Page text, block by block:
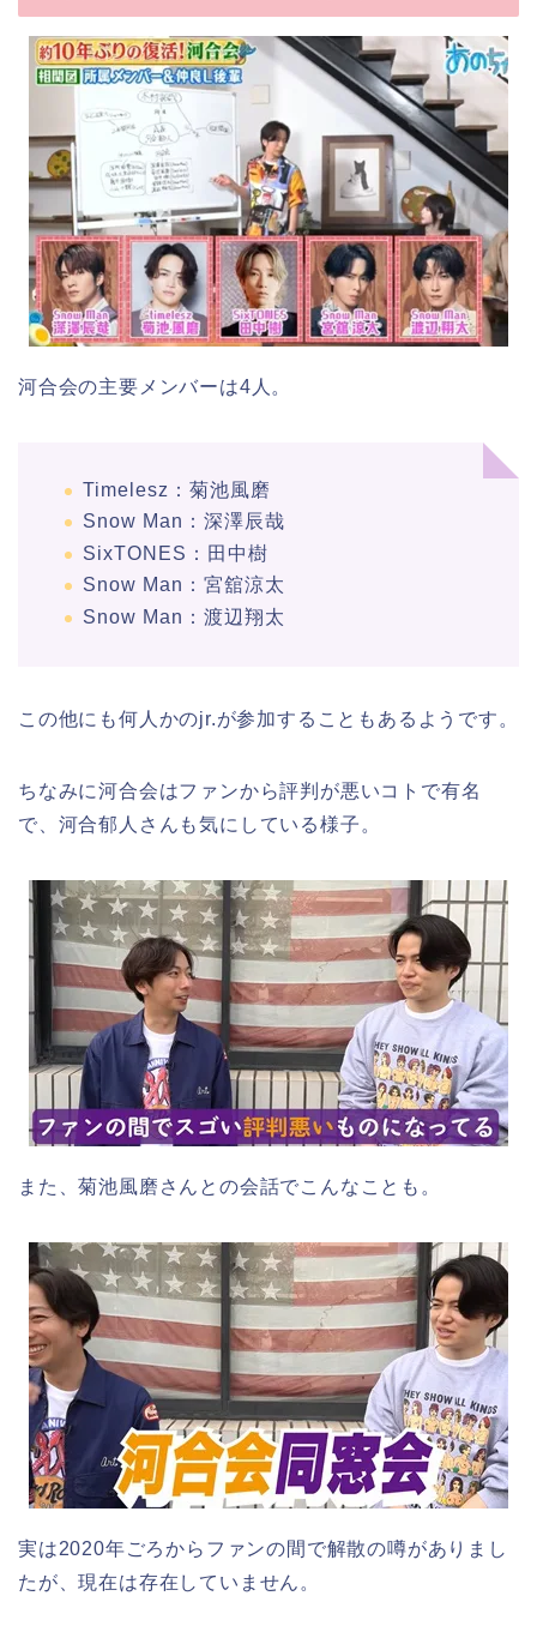
河合会の主要メンバーは4人。
Timelesz：菊池風磨
Snow Man：深澤辰哉
SixTONES：田中樹
Snow Man：宮舘涼太
Snow Man：渡辺翔太
この他にも何人かのjr.が参加することもあるようです。
ちなみに河合会はファンから評判が悪いコトで有名
で、河合郁人さんも気にしている様子。
また、菊池風磨さんとの会話でこんなことも。
実は2020年ごろからファンの間で解散の噂がありまし
たが、現在は存在していません。